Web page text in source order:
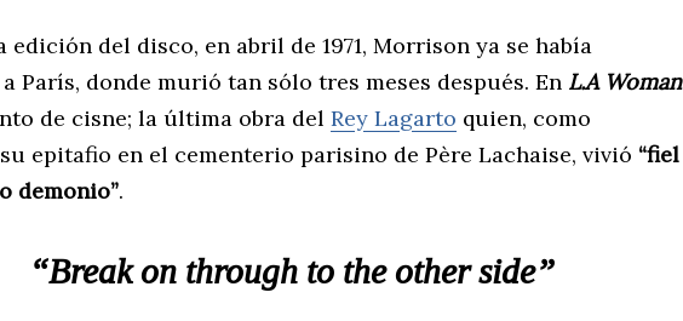
edición del disco, en abril de 1971, Morrison ya se había
París, donde murió tan sólo tres meses después. En L.A Woman
de cisne; la última obra del Rey Lagarto quien, como
epitafio en el cementerio parisino de Père Lachaise, vivió “fiel
demonio”.
“Break on through to the other side”